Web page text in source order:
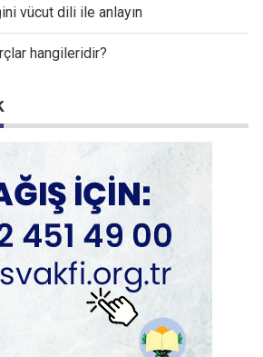
vücut dili ile anlayın
hangileridir?